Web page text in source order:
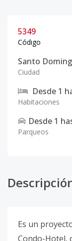
5349
Código
Santo
Ciudad
Desde 1
Habitaciones
Desde 1
Parqueos
Es un
Condo-Hotel,